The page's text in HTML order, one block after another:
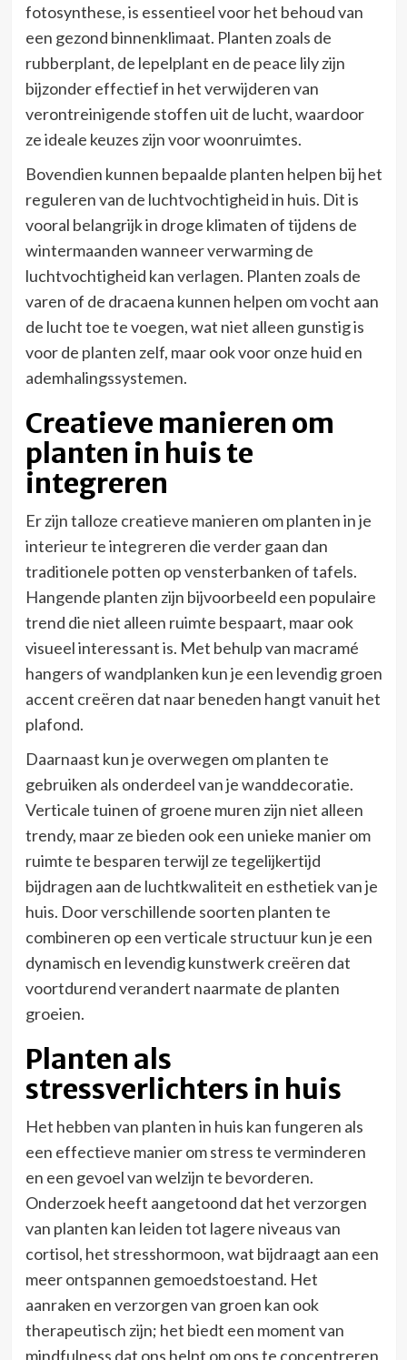
fotosynthese, is essentieel voor het behoud van
een gezond binnenklimaat. Planten zoals de
rubberplant, de lepelplant en de peace lily zijn
bijzonder effectief in het verwijderen van
verontreinigende stoffen uit de lucht, waardoor
ze ideale keuzes zijn voor woonruimtes.
Bovendien kunnen bepaalde planten helpen bij het
reguleren van de luchtvochtigheid in huis. Dit is
vooral belangrijk in droge klimaten of tijdens de
wintermaanden wanneer verwarming de
luchtvochtigheid kan verlagen. Planten zoals de
varen of de dracaena kunnen helpen om vocht aan
de lucht toe te voegen, wat niet alleen gunstig is
voor de planten zelf, maar ook voor onze huid en
ademhalingssystemen.
Creatieve manieren om
planten in huis te
integreren
Er zijn talloze creatieve manieren om planten in je
interieur te integreren die verder gaan dan
traditionele potten op vensterbanken of tafels.
Hangende planten zijn bijvoorbeeld een populaire
trend die niet alleen ruimte bespaart, maar ook
visueel interessant is. Met behulp van macramé
hangers of wandplanken kun je een levendig groen
accent creëren dat naar beneden hangt vanuit het
plafond.
Daarnaast kun je overwegen om planten te
gebruiken als onderdeel van je wanddecoratie.
Verticale tuinen of groene muren zijn niet alleen
trendy, maar ze bieden ook een unieke manier om
ruimte te besparen terwijl ze tegelijkertijd
bijdragen aan de luchtkwaliteit en esthetiek van je
huis. Door verschillende soorten planten te
combineren op een verticale structuur kun je een
dynamisch en levendig kunstwerk creëren dat
voortdurend verandert naarmate de planten
groeien.
Planten als
stressverlichters in huis
Het hebben van planten in huis kan fungeren als
een effectieve manier om stress te verminderen
en een gevoel van welzijn te bevorderen.
Onderzoek heeft aangetoond dat het verzorgen
van planten kan leiden tot lagere niveaus van
cortisol, het stresshormoon, wat bijdraagt aan een
meer ontspannen gemoedstoestand. Het
aanraken en verzorgen van groen kan ook
therapeutisch zijn; het biedt een moment van
mindfulness dat ons helpt om ons te concentreren